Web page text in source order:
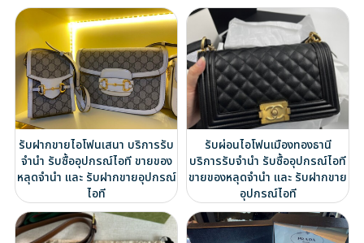
รับฝากขายไอโฟนเสนา บริการรับ
จำนำ รับซื้ออุปกรณ์ไอที ขายของ
หลุดจำนำ และ รับฝากขายอุปกรณ์
ไอที
รับผ่อนไอโฟนเมืองทองธานี
บริการรับจำนำ รับซื้ออุปกรณ์ไอที
ขายของหลุดจำนำ และ รับฝากขาย
อุปกรณ์ไอที